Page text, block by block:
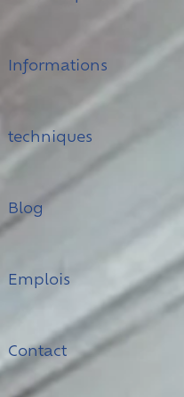
Informations
techniques
Blog
Emplois
Contact